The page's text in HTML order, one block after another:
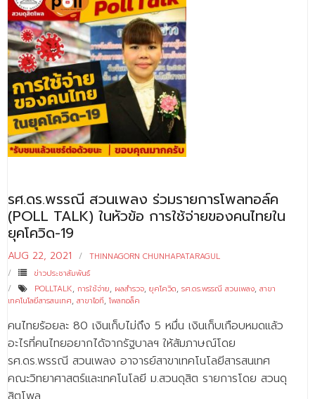
- ประวัติความเป็นมาของคณะ
- บุคลากร
- - สำนักงานคณะวิทยาศาสตร์และเทคโนโลยี
- - บุคลากรวิชาการ
- - บุคลากรสนับสนุน
- วิทยาศาสตรบัณฑิต
- - วิทยาการคอมพิวเตอร์
- - วิทยาศาสตร์เครื่องสำอาง
- - วิทยาศาสตร์การแพทย์
- - ความมั่นคงปลอดภัยไซเบอร์
- - อุตสาหกรรมชีวภาพเพื่อธุรกิจ
รศ.ดร.พรรณี สวนเพลง ร่วมรายการโพลทอล์ค
(POLL TALK) ในหัวข้อ การใช้จ่ายของคนไทยใน
ยุคโควิด-19
AUG 22, 2021
THINNAGORN CHUNHAPATARAGUL
ข่าวประชาสัมพันธ์
POLLTALK, การใช้จ่าย, ผลสำรวจ, ยุคโควิด, รศ.ดร.พรรณี สวนเพลง, สาขา
เทคโนโลยีสารสนเทศ, สาขาไอที,โพลทอล็ค
คนไทยร้อยละ 80 เงินเก็บไม่ถึง 5 หมื่น เงินเก็บเกือบหมดแล้ว
อะไรที่คนไทยอยากได้จากรัฐบาลฯ ให้สัมภาษณ์โดย
รศ.ดร.พรรณี สวนเพลง อาจารย์สาขาเทคโนโลยีสารสนเทศ
คณะวิทยาศาสตร์และเทคโนโลยี ม.สวนดุสิต รายการโดย สวนดุ